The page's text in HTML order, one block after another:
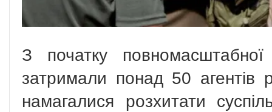
З початку
затримали понад 50 агентів
намагалися розхитати